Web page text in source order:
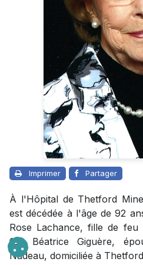
Imprimer Partager
À l'Hôpital de Thetford
est décédée à l'âge de 92
Rose Lachance, fille de feu
feu Béatrice Giguère,
Nadeau, domiciliée à